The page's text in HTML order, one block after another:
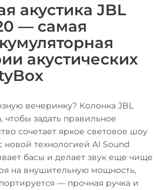
акустика JBL
— самая
акустических
вечеринку? Колонка JBL
чтобы задать правильное
сочетает яркое световое шоу
технологией AI Sound
басы и делает звук еще чище
на внушительную мощность,
— прочная ручка и